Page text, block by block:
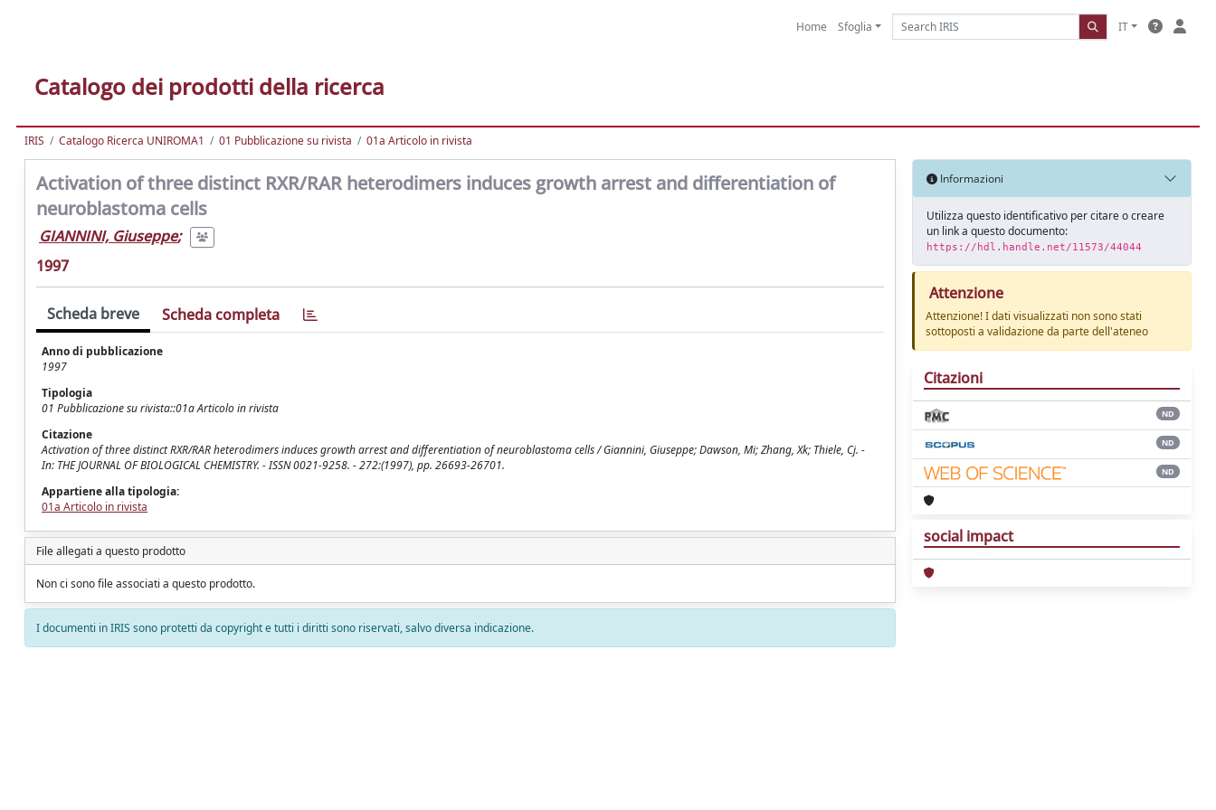
Home Sfoglia IT
Catalogo dei prodotti della ricerca
IRIS Catalogo Ricerca UNIROMA1 01 Pubblicazione su rivista 01a Articolo in rivista
Activation of three distinct RXR/RAR heterodimers induces growth arrest and differentiation of
neuroblastoma cells
GIANNINI, Giuseppe;
1997
Scheda breve Scheda completa
Anno di pubblicazione
1997
Tipologia
01 Pubblicazione su rivista::01a Articolo in rivista
Citazione
Activation of three distinct RXR/RAR heterodimers induces growth arrest and differentiation of neuroblastoma cells / Giannini, Giuseppe; Dawson, Mi; Zhang, Xk; Thiele, Cj. -
In: THE JOURNAL OF BIOLOGICAL CHEMISTRY. - ISSN 0021-9258. - 272:(1997), pp. 26693-26701.
Appartiene alla tipologia:
01a Articolo in rivista
File allegati a questo prodotto
Non ci sono file associati a questo prodotto.
I documenti in IRIS sono protetti da copyright e tutti i diritti sono riservati, salvo diversa indicazione.
Informazioni
Utilizza questo identificativo per citare o creare
un link a questo documento:
https://hdl.handle.net/11573/44044
Attenzione
Attenzione! I dati visualizzati non sono stati
sottoposti a validazione da parte dell'ateneo
Citazioni
ND
ND
ND
social impact